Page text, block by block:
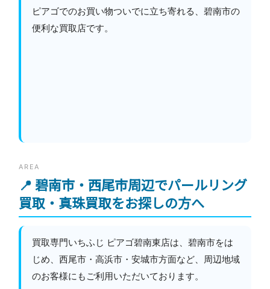
ピアゴでのお買い物ついでに立ち寄れる、碧南市の
便利な買取店です。
AREA
📍 碧南市・西尾市周辺でパールリング
買取・真珠買取をお探しの方へ
買取専門いちふじ ピアゴ碧南東店は、碧南市をは
じめ、西尾市・高浜市・安城市方面など、周辺地域
のお客様にもご利用いただいております。